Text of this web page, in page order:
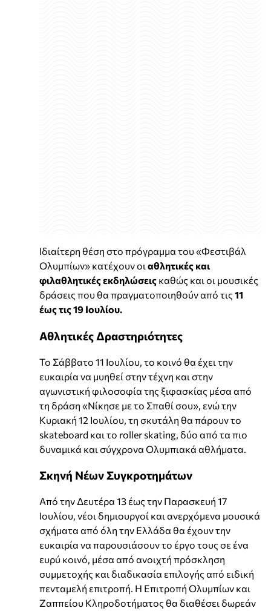
Ιδιαίτερη θέση στο πρόγραμμα του «Φεστιβάλ
Ολυμπίων» κατέχουν οι αθλητικές και
φιλαθλητικές εκδηλώσεις καθώς και οι μουσικές
δράσεις που θα πραγματοποιηθούν από τις 11
έως τις 19 Ιουλίου.
Αθλητικές Δραστηριότητες
Το Σάββατο 11 Ιουλίου, το κοινό θα έχει την
ευκαιρία να μυηθεί στην τέχνη και στην
αγωνιστική φιλοσοφία της ξιφασκίας μέσα από
τη δράση «Νίκησε με το Σπαθί σου», ενώ την
Κυριακή 12 Ιουλίου, τη σκυτάλη θα πάρουν το
skateboard και το roller skating, δύο από τα πιο
δυναμικά και σύγχρονα Ολυμπιακά αθλήματα.
Σκηνή Νέων Συγκροτημάτων
Από την Δευτέρα 13 έως την Παρασκευή 17
Ιουλίου, νέοι δημιουργοί και ανερχόμενα μουσικά
σχήματα από όλη την Ελλάδα θα έχουν την
ευκαιρία να παρουσιάσουν το έργο τους σε ένα
ευρύ κοινό, μέσα από ανοιχτή πρόσκληση
συμμετοχής και διαδικασία επιλογής από ειδική
πενταμελή επιτροπή. Η Επιτροπή Ολυμπίων και
Ζαππείου Κληροδοτήματος θα διαθέσει δωρεάν